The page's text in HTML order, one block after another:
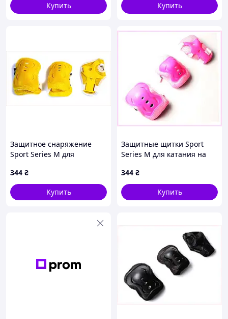
Купить Купить
Защитное снаряжение
Sport Series M для
148K98M23
344 ₴
Купить
Защитные щитки Sport
Series M для катания на
344 ₴
Купить